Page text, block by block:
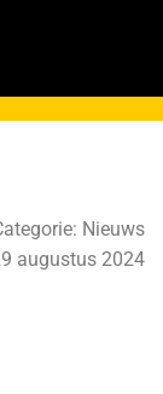
Nieuws
augustus 2024